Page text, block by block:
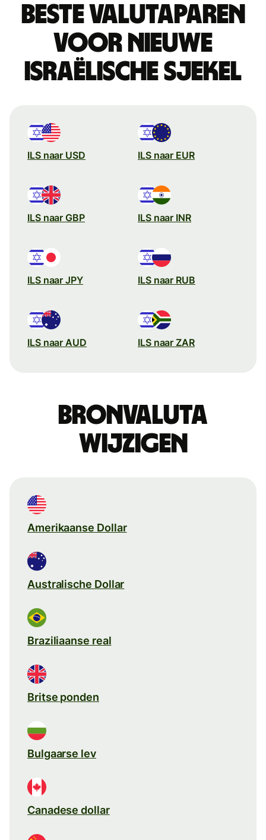
Beste valutaparen
voor Nieuwe
Israëlische sjekel
ILS naar USD ILS naar EUR
ILS naar GBP ILS naar INR
ILS naar JPY ILS naar RUB
ILS naar AUD ILS naar ZAR
Bronvaluta
wijzigen
Amerikaanse Dollar
Australische Dollar
Braziliaanse real
Britse ponden
Bulgaarse lev
Canadese dollar